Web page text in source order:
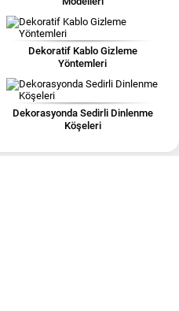
Dekoratif Kablo Gizleme
Yöntemleri
Dekorasyonda Sedirli Dinlenme
Köşeleri